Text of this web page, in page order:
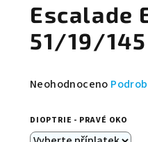
Escalade
51/19/145
Průměrné
produktu
je
Neohodnoceno
DIOPTRIE - PRAVÉ OKO